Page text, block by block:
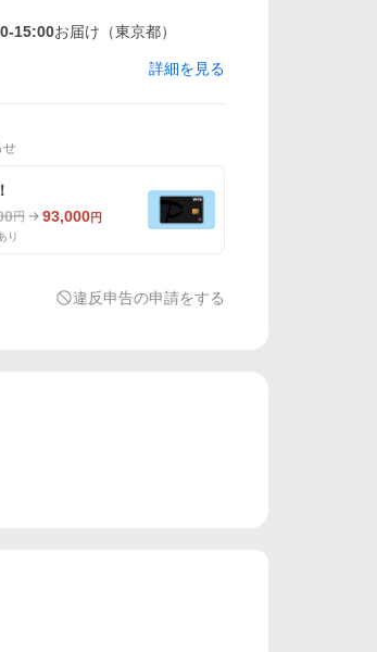
15:00お届け（東京都）
詳細を見る
せ
円 93,000円
り
違反申告の申請をする